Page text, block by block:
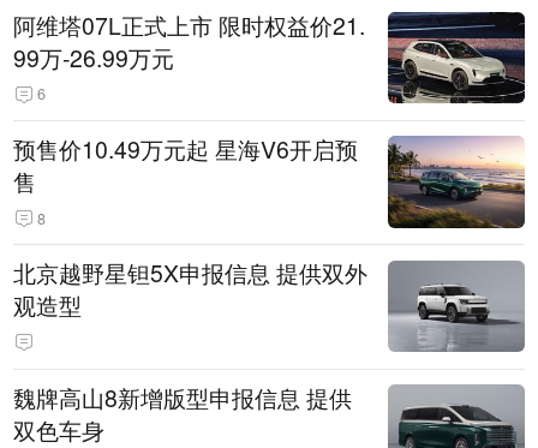
阿维塔07L正式上市 限时权益价21.
99万-26.99万元
6
预售价10.49万元起 星海V6开启预
售
8
北京越野星钽5X申报信息 提供双外
观造型
魏牌高山8新增版型申报信息 提供
双色车身